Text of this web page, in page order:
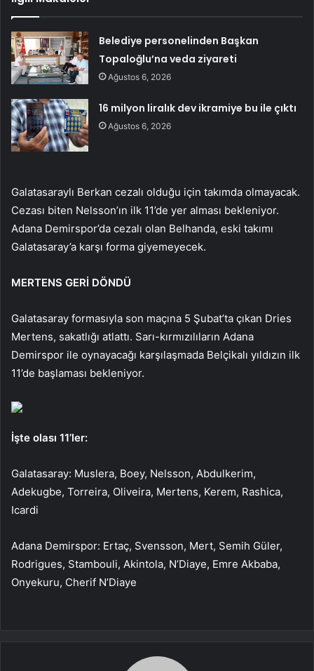
Belediye personelinden Başkan
Topaloğlu’na veda ziyareti
Ağustos 6, 2026
16 milyon liralık dev ikramiye bu ile çıktı
Ağustos 6, 2026
Galatasaraylı Berkan cezalı olduğu için takımda olmayacak.
Cezası biten Nelsson’ın ilk 11’de yer alması bekleniyor.
Adana Demirspor’da cezalı olan Belhanda, eski takımı
Galatasaray’a karşı forma giyemeyecek.
MERTENS GERİ DÖNDÜ
Galatasaray formasıyla son maçına 5 Şubat’ta çıkan Dries
Mertens, sakatlığı atlattı. Sarı-kırmızılıların Adana
Demirspor ile oynayacağı karşılaşmada Belçikalı yıldızın ilk
11’de başlaması bekleniyor.
İşte olası 11’ler:
Galatasaray: Muslera, Boey, Nelsson, Abdulkerim,
Adekugbe, Torreira, Oliveira, Mertens, Kerem, Rashica,
Icardi
Adana Demirspor: Ertaç, Svensson, Mert, Semih Güler,
Rodrigues, Stambouli, Akintola, N’Diaye, Emre Akbaba,
Onyekuru, Cherif N’Diaye